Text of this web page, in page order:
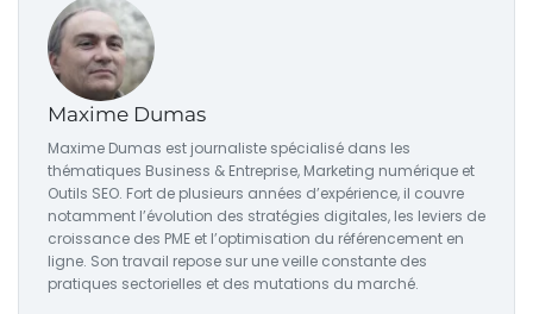
Maxime Dumas
Maxime Dumas est journaliste spécialisé dans les
thématiques Business & Entreprise, Marketing numérique et
Outils SEO. Fort de plusieurs années d’expérience, il couvre
notamment l’évolution des stratégies digitales, les leviers de
croissance des PME et l’optimisation du référencement en
ligne. Son travail repose sur une veille constante des
pratiques sectorielles et des mutations du marché.